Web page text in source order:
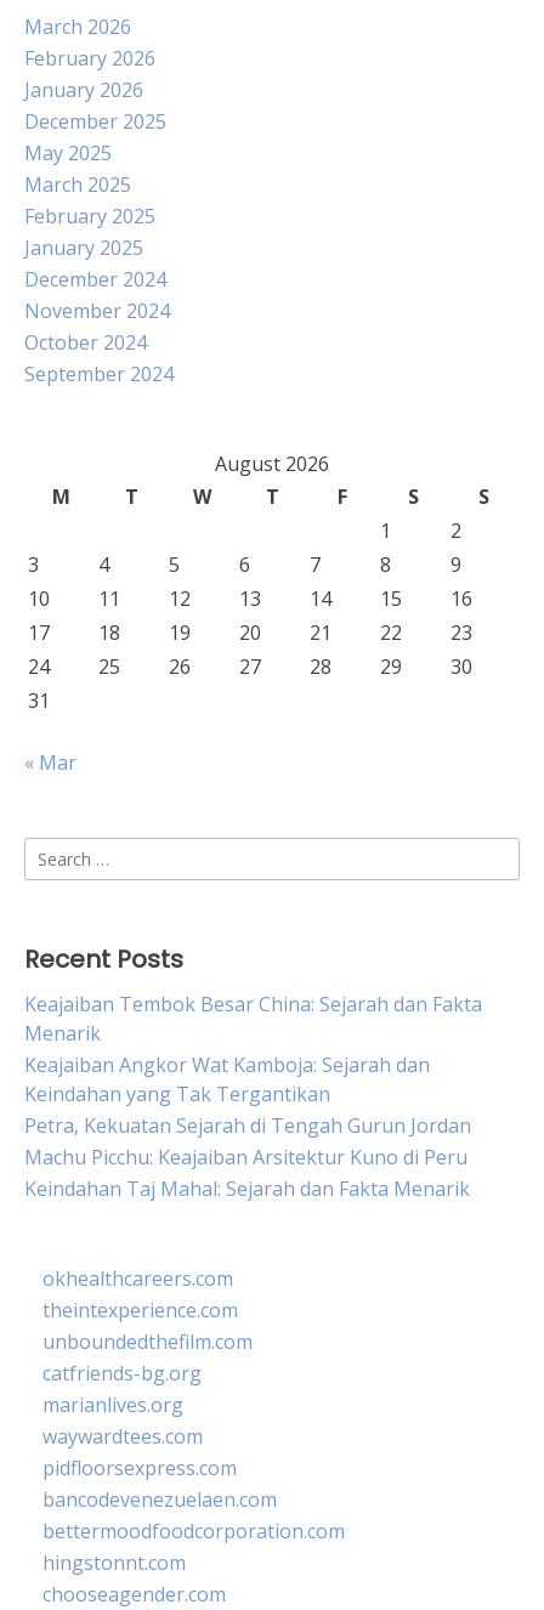
March 2026
February 2026
January 2026
December 2025
May 2025
March 2025
February 2025
January 2025
December 2024
November 2024
October 2024
September 2024
August 2026
M
T W T F S
S
1
2
3
4 5 6 7 8
9
10
11 12 13 14 15
16
17
18 19 20 21 22
23
24
25 26 27 28 29
30
31
« Mar
Search
for:
Recent Posts
Keajaiban Tembok Besar China: Sejarah dan Fakta
Menarik
Keajaiban Angkor Wat Kamboja: Sejarah dan
Keindahan yang Tak Tergantikan
Petra, Kekuatan Sejarah di Tengah Gurun Jordan
Machu Picchu: Keajaiban Arsitektur Kuno di Peru
Keindahan Taj Mahal: Sejarah dan Fakta Menarik
okhealthcareers.com
theintexperience.com
unboundedthefilm.com
catfriends-bg.org
marianlives.org
waywardtees.com
pidfloorsexpress.com
bancodevenezuelaen.com
bettermoodfoodcorporation.com
hingstonnt.com
chooseagender.com